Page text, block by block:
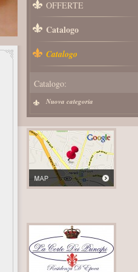
OFFERTE
Catalogo
Catalogo
Catalogo:
Nuova categoria